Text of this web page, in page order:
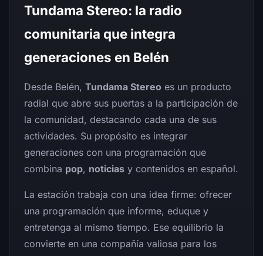
Tundama Stereo: la radio
comunitaria que integra
generaciones en Belén
Desde Belén, Tundama Stereo es un producto
radial que abre sus puertas a la participación de
la comunidad, destacando cada una de sus
actividades. Su propósito es integrar
generaciones con una programación que
combina pop, noticias y contenidos en español.
La estación trabaja con una idea firme: ofrecer
una programación que informe, eduque y
entretenga al mismo tiempo. Ese equilibrio la
convierte en una compañía valiosa para los